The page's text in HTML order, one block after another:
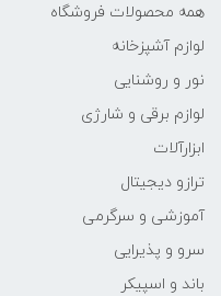
همه محصولات فروشگاه
لوازم آشپزخانه
نور و روشنایی
لوازم برقی و شارژی
ابزارآلات
ترازو دیجیتال
آموزشی و سرگرمی
سرو و پذیرایی
باند و اسپیکر